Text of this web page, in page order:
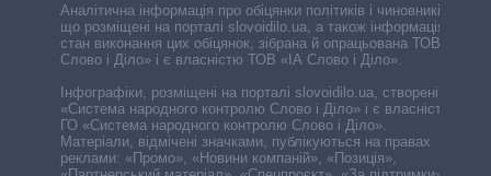
Аналітична інформація про обіцянки політиків і чиновників,
що розміщені на порталі slovoidilo.ua, а також інформація про
стан виконання цих обіцянок, зібрана й опрацьована ТОВ «ІА
Слово і Діло» і є власністю ТОВ «ІА Слово і Діло».
Інфографіки, розміщені на порталі slovoidilo.ua, створені ГО
«Система народного контролю Слово і Діло» і є власністю
ГО «Система народного контролю Слово і Діло».
Матеріали, відмічені значками, публікуються на правах
реклами: «Промо», «Новини компаній», «Позиція»,